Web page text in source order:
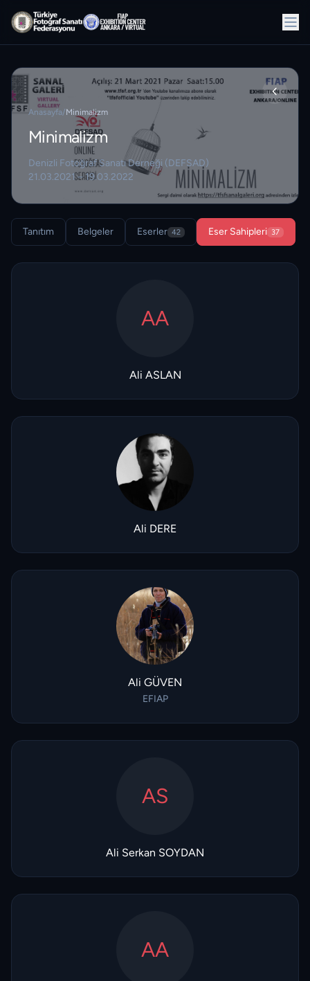
Anasayfa/Minimalizm
Minimalizm
Denizli Fotoğraf Sanatı Derneği (DEFSAD)
21.03.2021 – 19.03.2022
Tanıtım Belgeler Eserler 42 Eser Sahipleri 37
AA
Ali ASLAN
Ali DERE
Ali GÜVEN
EFIAP
AS
Ali Serkan SOYDAN
AA